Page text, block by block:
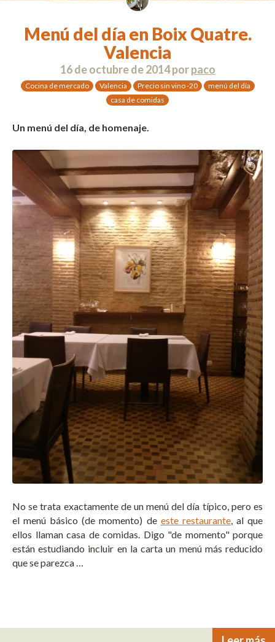
Menú del día en Boix Quatre.
Valencia
16 de octubre de 2014porpaco
Cocina de mercado Valencia Precio sin vino -20
menú del día
casa de comidas
Un menú del día, de homenaje.
No se trata exactamente de un menú del día típico, pero es
el menú básico (de momento) de este restaurante, al que
ellos llaman casa de comidas. Digo "de momento" porque
están estudiando incluir en la carta un menú más reducido
que se parezca …